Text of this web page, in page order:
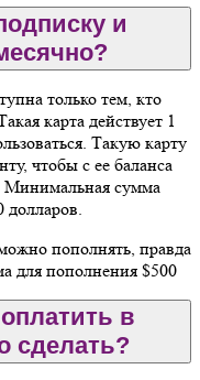
и
только тем, кто
карта действует 1
Такую карту
чтобы с ее баланса
Минимальная сумма
пополнять, правда
для пополнения $500
в
сделать?